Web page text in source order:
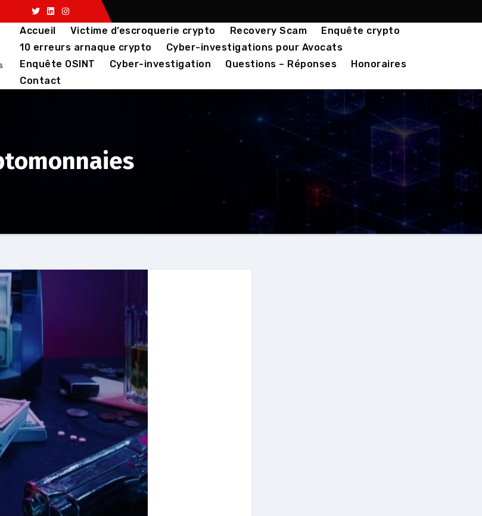
Accueil Victime d’escroquerie crypto Recovery Scam
Enquête crypto
10 erreurs arnaque crypto
Cyber-investigations pour Avocats
Enquête OSINT
Cyber-investigation Questions – Réponses
Honoraires
Contact